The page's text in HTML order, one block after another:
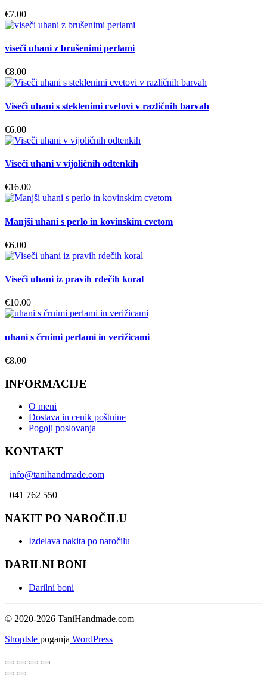
€7.00
viseči uhani z brušenimi perlami
€8.00
Viseči uhani s steklenimi cvetovi v različnih barvah
€6.00
Viseči uhani v vijoličnih odtenkih
€16.00
Manjši uhani s perlo in kovinskim cvetom
€6.00
Viseči uhani iz pravih rdečih koral
€10.00
uhani s črnimi perlami in verižicami
€8.00
INFORMACIJE
O meni
Dostava in cenik poštnine
Pogoji poslovanja
KONTAKT
info@tanihandmade.com
041 762 550
NAKIT PO NAROČILU
Izdelava nakita po naročilu
DARILNI BONI
Darilni boni
© 2020-2026 TaniHandmade.com
ShopIsle poganja WordPress